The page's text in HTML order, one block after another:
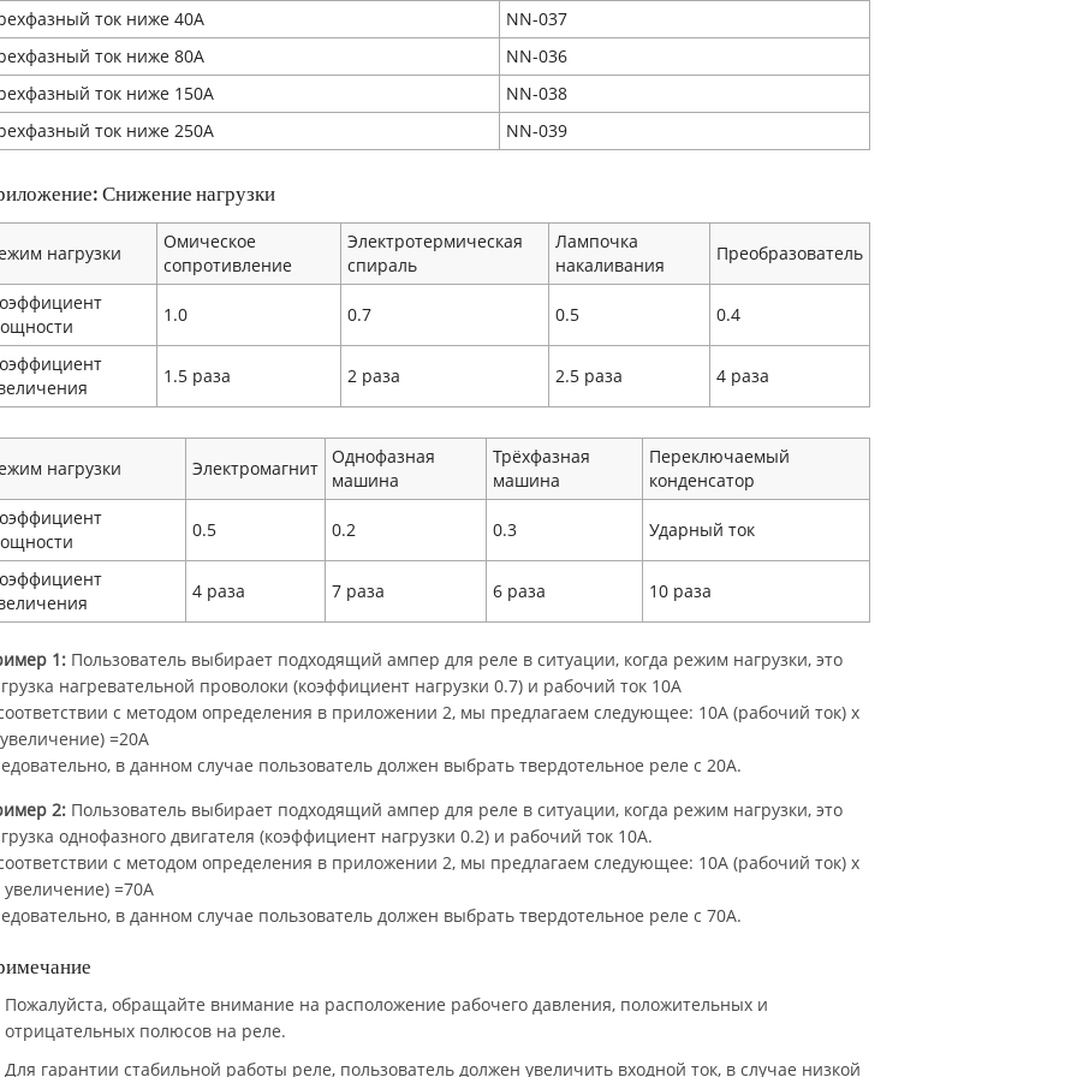
ток ниже 40A
NN-037
ток ниже 80A
NN-036
ток ниже 150A
NN-038
ток ниже 250A
NN-039
Снижение нагрузки
нагрузки
Омическое
сопротивление
Электротермическая
спираль
Лампочка
накаливания
Преобразователь
1.0 0.7 0.5 0.4
1.5 раза 2 раза 2.5 раза 4 раза
нагрузки Электромагнит
Однофазная
машина
Трёхфазная
машина
Переключаемый
конденсатор
0.5 0.2 0.3 Ударный ток
4 раза 7 раза 6 раза 10 раза
1: Пользователь выбирает подходящий ампер для реле в ситуации, когда режим нагрузки, это
нагревательной проволоки (коэффициент нагрузки 0.7) и рабочий ток 10A
с методом определения в приложении 2, мы предлагаем следующее: 10А (рабочий ток) х
=20А
в данном случае пользователь должен выбрать твердотельное реле с 20А.
2: Пользователь выбирает подходящий ампер для реле в ситуации, когда режим нагрузки, это
однофазного двигателя (коэффициент нагрузки 0.2) и рабочий ток 10A.
с методом определения в приложении 2, мы предлагаем следующее: 10А (рабочий ток) х
увеличение) =70А
в данном случае пользователь должен выбрать твердотельное реле с 70А.
Пожалуйста, обращайте внимание на расположение рабочего давления, положительных и
отрицательных полюсов на реле.
Для гарантии стабильной работы реле, пользователь должен увеличить входной ток, в случае низкой